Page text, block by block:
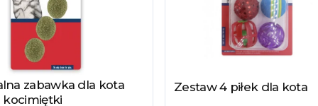
produkt
zabawka dla kota
kocimiętki
Zobacz produkt
Zestaw 4 piłek dla kota